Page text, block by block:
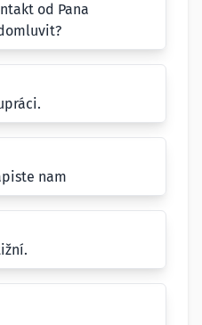
od Pana
nam